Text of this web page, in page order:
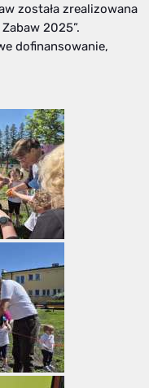
została zrealizowana
2025”.
dofinansowanie,